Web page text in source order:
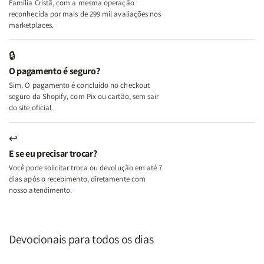
A
Mulher
Lar
A
Lar
Família Cristã, com a mesma operação
reconhecida por mais de 299 mil avaliações nos
marketplaces.
🔒
O pagamento é seguro?
Sim. O pagamento é concluído no checkout
seguro da Shopify, com Pix ou cartão, sem sair
do site oficial.
↩
E se eu precisar trocar?
Você pode solicitar troca ou devolução em até 7
dias após o recebimento, diretamente com
nosso atendimento.
Devocionais para todos os dias